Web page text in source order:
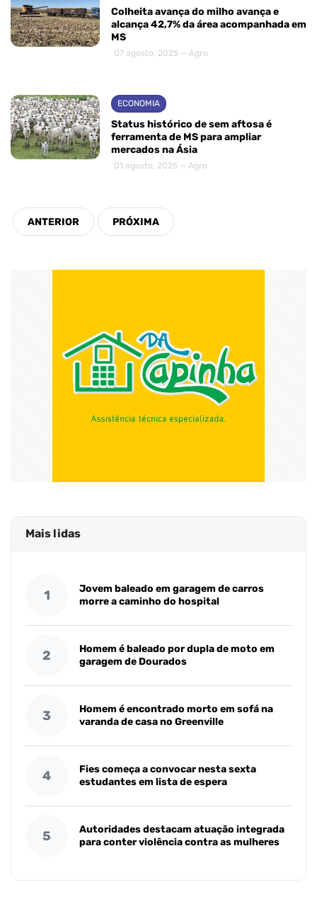
Colheita avança do milho avança e
alcança 42,7% da área acompanhada em
MS
07 agosto, 2025 — Agro
ECONOMIA
Status histórico de sem aftosa é
ferramenta de MS para ampliar
mercados na Ásia
01 agosto, 2025 — Agro
Mais lidas
1
Jovem baleado em garagem de carros
morre a caminho do hospital
2
Homem é baleado por dupla de moto em
garagem de Dourados
3
Homem é encontrado morto em sofá na
varanda de casa no Greenville
4
Fies começa a convocar nesta sexta
estudantes em lista de espera
5
Autoridades destacam atuação integrada
para conter violência contra as mulheres